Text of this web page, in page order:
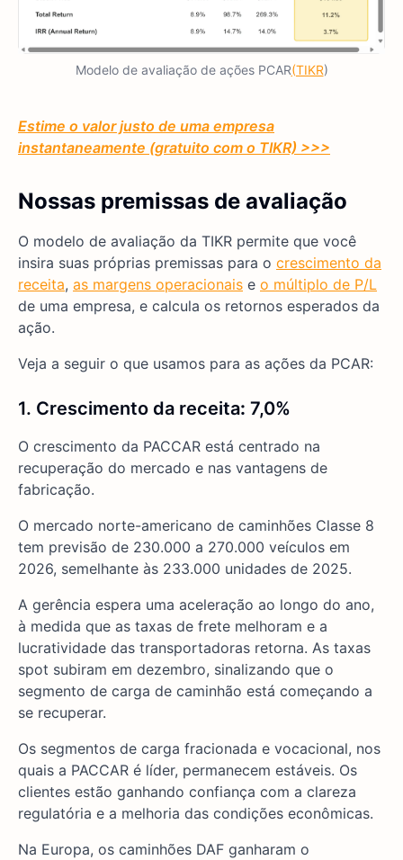
Modelo de avaliação de ações PCAR(TIKR)
Estime o valor justo de uma empresa
instantaneamente (gratuito com o TIKR) >>>
Nossas premissas de avaliação
O modelo de avaliação da TIKR permite que você
insira suas próprias premissas para o crescimento da
receita, as margens operacionais e o múltiplo de P/L
de uma empresa, e calcula os retornos esperados da
ação.
Veja a seguir o que usamos para as ações da PCAR:
1. Crescimento da receita: 7,0%
O crescimento da PACCAR está centrado na
recuperação do mercado e nas vantagens de
fabricação.
O mercado norte-americano de caminhões Classe 8
tem previsão de 230.000 a 270.000 veículos em
2026, semelhante às 233.000 unidades de 2025.
A gerência espera uma aceleração ao longo do ano,
à medida que as taxas de frete melhoram e a
lucratividade das transportadoras retorna. As taxas
spot subiram em dezembro, sinalizando que o
segmento de carga de caminhão está começando a
se recuperar.
Os segmentos de carga fracionada e vocacional, nos
quais a PACCAR é líder, permanecem estáveis. Os
clientes estão ganhando confiança com a clareza
regulatória e a melhoria das condições econômicas.
Na Europa, os caminhões DAF ganharam o